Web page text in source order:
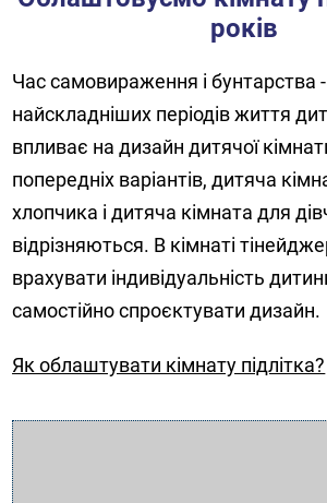
років
Час самовираження і бунтарства -
найскладніших періодів життя
впливає на дизайн дитячої
попередніх варіантів, дитяча
хлопчика і дитяча кімната для
відрізняються. В кімнаті
врахувати індивідуальність
самостійно спроєктувати дизайн.
Як облаштувати кімнату підлітка?